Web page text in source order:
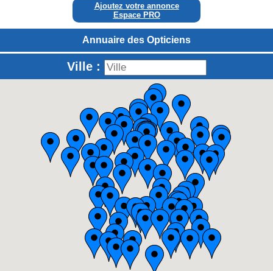
Ajoutez votre annonce
Espace PRO
Annuaire des Opticiens
Ville :